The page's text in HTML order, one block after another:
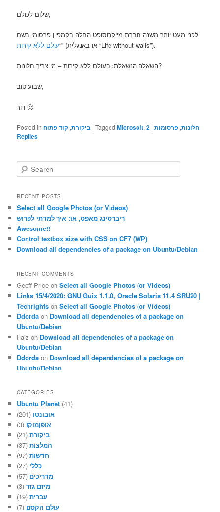
שלום לכולם,
לפני מעט יותר משנה חברת מייקרוסופט החלה בקמפיין פרסומי בשם
“עולם ללא קירות ” (או באנגלית “Life without walls”).
השאלה הנשאלת: בעולם ללא קירות – מי צריך חלונות?
שבוע טוב,
דור 🙂
Posted in ביקורת, קוד פתוח |Tagged Microsoft, חלונות, פרסומות |
2
Replies
e
r
h
RECENT POSTS
Select all Google Photos (or Videos)
ריברסינג מאפס, או: איך למדתי לפרוש
Awesome!!
Control textbox size with CSS on CF7 (WP)
Download all dependencies of a package on Ubuntu/Debian
RECENT COMMENTS
Geoff Price onSelect all Google Photos (or Videos)
Links 15/4/2020: GNU Guix 1.1.0, Oracle Solaris 11.4 SRU20 |
Techrights onSelect all Google Photos (or Videos)
Ddorda on Download all dependencies of a package on
Ubuntu/Debian
Faiz on Download all dependencies of a package on
Ubuntu/Debian
Ddorda on Download all dependencies of a package on
Ubuntu/Debian
CATEGORIES
Ubuntu Planet (41)
אובונטו (201)
אופןמוקו (3)
ביקורת(21)
המלצות(37)
חדשות(97)
כללי (27)
מדריכים (57)
מיזם גזר(3)
עברית(19)
עולם הקסם (7)